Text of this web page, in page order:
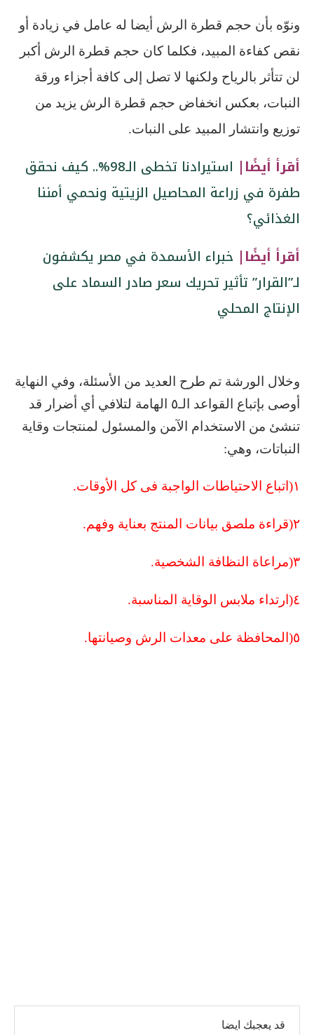
ونوّه بأن حجم قطرة الرش أيضا له عامل في زيادة أو
نقص كفاءة المبيد، فكلما كان حجم قطرة الرش أكبر
لن تتأثر بالرياح ولكنها لا تصل إلى كافة أجزاء ورقة
النبات، بعكس انخفاض حجم قطرة الرش يزيد من
توزيع وانتشار المبيد على النبات.
أقرأ أيضًا|
استيرادنا تخطى الـ98%.. كيف نحقق
طفرة في زراعة المحاصيل الزيتية ونحمي أمننا
الغذائي؟
أقرأ أيضًا| خبراء الأسمدة في مصر يكشفون
لـ”القرار” تأثير تحريك سعر صادر السماد على
الإنتاج المحلي
وخلال الورشة تم طرح العديد من الأسئلة، وفي النهاية
أوصى بإتباع القواعد الـ٥ الهامة لتلافي أي أضرار قد
تنشئ من الاستخدام الآمن والمسئول لمنتجات وقاية
النباتات، وهي:
١) اتباع الاحتياطات الواجبة فى كل الأوقات.
٢)قراءة ملصق بيانات المنتج بعناية وفهم.
٣)مراعاة النظافة الشخصية.
٤) ارتداء ملابس الوقاية المناسبة.
٥) المحافظة على معدات الرش وصيانتها.
قد يعجبك ايضا